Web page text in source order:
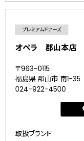
プレミアムドアーズ
オペラ 郡山本店
〒963-0115
福島県 郡山市 南1-35
024-922-4500
取扱ブランド